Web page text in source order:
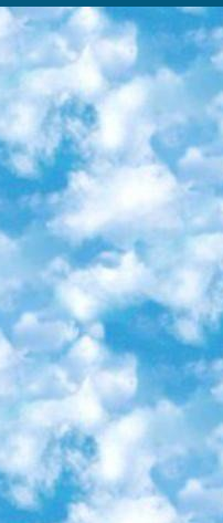
технологий, механики и оптики (ИТМО). Ресурс предоставляет свободный доступ к курсам, разработанным в этом вузе. Каталог материалов разбит на четыре категории: «Оптические системы и технологии», «Приборостроение и робототехника», «Информационные технологии» и «Биотехнологии». Курсы состоят из видеолекций, интерактивных демонстраций и заданий. 5. «КиберЛенинка» Электронная научная библиотека открытого доступа. Каталог площадки регулярно обрастает текстами статей из различных научных изданий. Сгруппированные по журналам и рубрикам публикации можно читать онлайн или скачивать целиком в PDF-формате. Проект нацелен на популяризацию науки за счёт открытого доступа к качественной информации. 6. «ПостНаука» На этом ресурсе публикуют подборки видеолекций, составленные экспертами из разных отраслей и объединённые общими темами. Среди них, к примеру, есть серии «Биоинформатика и геномика», «Культура средневековой Скандинавии» и Cinema Studies о теории кино. Каждая подборка лекций — логически связанная история, рассказанная экспертом от первого лица. Кроме того, на сайте появляются научно-образовательные статьи и тесты на разные темы. 7. «Newочём» Команда проекта «Newочём» отбирает самые интересные тексты из англоязычных СМИ и переводит те из них, за которые голосуют участники сообщества «ВКонтакте». По большей части это научно-популярные статьи. Редакторы придумывают лишь заголовки, в остальном содержание переводов соответствует оригиналам. Полные тексты можно читать прямо в социальной сети. 8. InternetUrok Онлайн-база материалов по основным дисциплинам школьной программы. Информация на сайте структурирована по классам, предметам и темам (урокам). Каждый урок состоит из видеолекций и конспектов. Есть также интерактивные тренажёры и тесты для закрепления пройденного материала. Даже если вы давно окончили школу, возможность повторить программу старших классов всегда может пригодиться. 9. Edutainme Ещё один ресурс об образовании. В отличие от Newtonew, как мне кажется, Edutainme больше ориентируется на представителей индустрии: педагогов, предпринимателей, разработчиков образовательных проектов. Но и любой, кто просто стремится к саморазвитию, найдёт на сайте много полезного и интересного для себя. Например, информацию о новых курсах и образовательных сервисах. 10. Newtonew Онлайн-медиа об образовании и обучении в широком смысле. Авторы Newtonew пишут об инструментах, заведениях, тактиках и стратегиях, которые помогают учить других и получать новые знания самостоятельно. На этой площадке вы найдёте новости, обзоры, аналитические мат